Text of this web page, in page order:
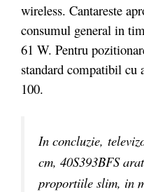
wireless. Cantareste
consumul general in
61 W. Pentru
standard compatibil cu
100.
In concluzie,
cm, 40S393BFS
proportiile slim, in